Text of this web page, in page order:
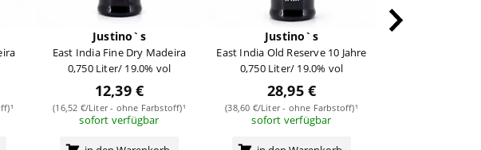
Justino`s
East India Fine Dry Madeira
0,750 Liter/ 19.0% vol
12,39 €
(16,52 €/Liter - ohne Farbstoff)¹
sofort verfügbar
Justino`s
East India Old Reserve 10 Jahre
0,750 Liter/ 19.0% vol
28,95 €
(38,60 €/Liter - ohne Farbstoff)¹
sofort verfügbar